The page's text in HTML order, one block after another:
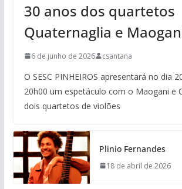
30 anos dos quartetos
Quaternaglia e
6 de junho de 2026 csantana
O SESC PINHEIROS apresentará no dia
20h00 um espetáculo com o Maogani e
dois quartetos de violões
Plinio Fernandes
18 de abril de 2026